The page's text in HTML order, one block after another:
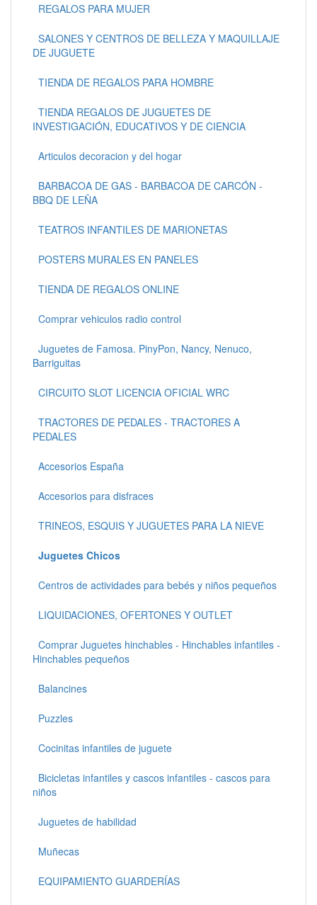
REGALOS PARA MUJER
SALONES Y CENTROS DE BELLEZA Y MAQUILLAJE
DE JUGUETE
TIENDA DE REGALOS PARA HOMBRE
TIENDA REGALOS DE JUGUETES DE
INVESTIGACIÓN, EDUCATIVOS Y DE CIENCIA
Articulos decoracion y del hogar
BARBACOA DE GAS - BARBACOA DE CARCÓN -
BBQ DE LEÑA
TEATROS INFANTILES DE MARIONETAS
POSTERS MURALES EN PANELES
TIENDA DE REGALOS ONLINE
Comprar vehiculos radio control
Juguetes de Famosa. PinyPon, Nancy, Nenuco,
Barriguitas
CIRCUITO SLOT LICENCIA OFICIAL WRC
TRACTORES DE PEDALES - TRACTORES A
PEDALES
Accesorios España
Accesorios para disfraces
TRINEOS, ESQUIS Y JUGUETES PARA LA NIEVE
Juguetes Chicos
Centros de actividades para bebés y niños pequeños
LIQUIDACIONES, OFERTONES Y OUTLET
Comprar Juguetes hinchables - Hinchables infantiles -
Hinchables pequeños
Balancines
Puzzles
Cocinitas infantiles de juguete
Bicicletas infantiles y cascos infantiles - cascos para
niños
Juguetes de habilidad
Muñecas
EQUIPAMIENTO GUARDERÍAS